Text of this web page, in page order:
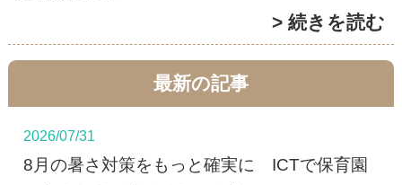
> 続きを読む
最新の記事
2026/07/31
8月の暑さ対策をもっと確実に ICTで保育園